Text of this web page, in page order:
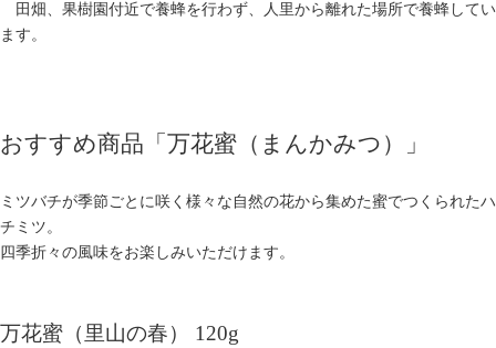
田畑、果樹園付近で養蜂を行わず、人里から離れた場所で養蜂してい
ます。
おすすめ商品「 万花蜜（まんかみつ） 」
ミツバチが季節ごとに咲く様々な 自然の花から集めた蜜でつくられたハ
チミツ。
四季折々の風味をお楽しみいただけます。
万花蜜（里山の春） 120g